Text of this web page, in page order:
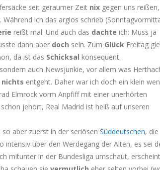
seit geraumer Zeit nix gegen uns reißen,
Während ich das arglos schrieb
reißt mal. Und auch das dachte ich: Muss ja
dann aber doch sein. Zum Glück Freitag
da ist das Schicksal konsequent.
auch Newsjunkie, vor allem was
nichts entgeht. Daher war ich doch ein klein
Elmrock vorm Anpfiff mit einer unerhörten
jehört, Real Madrid ist heiß auf unseren
aber zuerst in der seriösen Süddeutschen, die
intensiv über den Werdegang der Alten, es sei
mitunter in der Bundesliga umschaut, erscheint